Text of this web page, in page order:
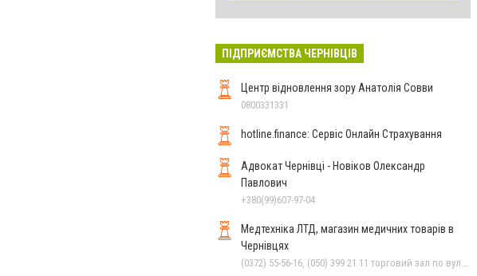
ПІДПРИЄМСТВА ЧЕРНІВЦІВ
Центр відновлення зору Анатолія Совви
0800331331
hotline.finance: Сервіс Онлайн Страхування
Адвокат Чернівці - Новіков Олександр
Павлович
+380(99)607-97-04
Медтехніка ЛТД, магазин медичних товарів в
Чернівцях